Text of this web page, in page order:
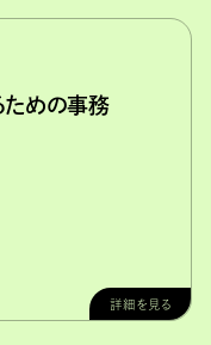
ための事務
詳細を見る